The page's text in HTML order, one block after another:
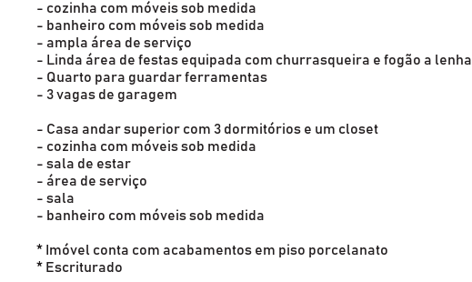
- cozinha com móveis sob medida
- banheiro com móveis sob medida
- ampla área de serviço
- Linda área de festas equipada com churrasqueira e fogão a lenha
- Quarto para guardar ferramentas
- 3 vagas de garagem
- Casa andar superior com 3 dormitórios e um closet
- cozinha com móveis sob medida
- sala de estar
- área de serviço
- sala
- banheiro com móveis sob medida
* Imóvel conta com acabamentos em piso porcelanato
* Escriturado